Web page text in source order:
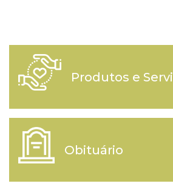
Produtos e
Obituário